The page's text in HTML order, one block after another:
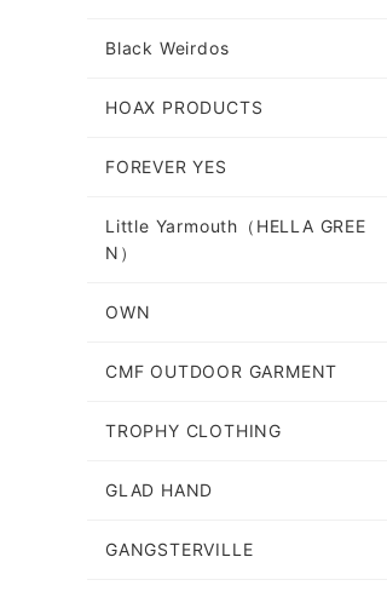
Black Weirdos
HOAX PRODUCTS
FOREVER YES
Little Yarmouth（HELLA GREE
N）
OWN
CMF OUTDOOR GARMENT
TROPHY CLOTHING
GLAD HAND
GANGSTERVILLE